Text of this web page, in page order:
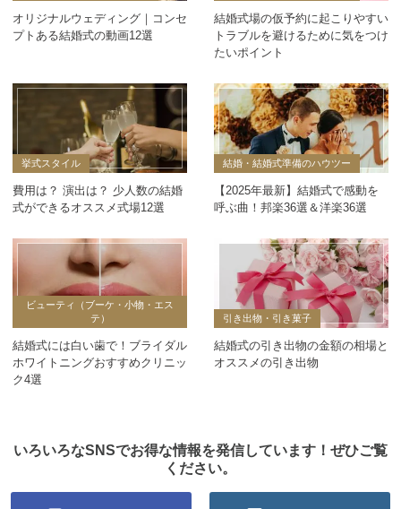
オリジナルウェディング｜コンセ
プトある結婚式の動画12選
結婚式場の仮予約に起こりやすい
トラブルを避けるために気をつけ
たいポイント
挙式スタイル
費用は？ 演出は？ 少人数の結婚
式ができるオススメ式場12選
結婚・結婚式準備のハウツー
【2025年最新】結婚式で感動を
呼ぶ曲！邦楽36選＆洋楽36選
ビューティ（ブーケ・小物・エス
テ）
結婚式には白い歯で！ブライダル
ホワイトニングおすすめクリニッ
ク4選
引き出物・引き菓子
結婚式の引き出物の金額の相場と
オススメの引き出物
いろいろなSNSでお得な情報を発信しています！ぜひご覧
ください。